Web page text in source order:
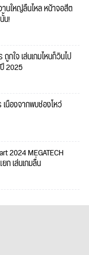
านใหญ่ลื่นไหล หน้าจอสีต
น!
ใจ เล่นเกมไหนก็วินไป
2025
เนื่องจากพบช่องโหว่
2024 MEGATECH
ก เล่นเกมลื่น